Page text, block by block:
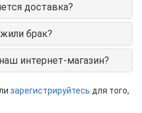
доставка?
брак?
интернет-магазин?
зарегистрируйтесь для того,